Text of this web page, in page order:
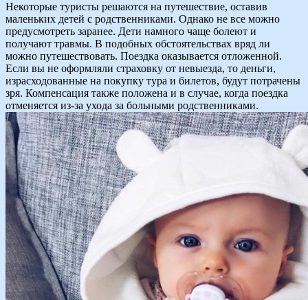
Некоторые туристы решаются на путешествие, оставив
маленьких детей с родственниками. Однако не все можно
предусмотреть заранее. Дети намного чаще болеют и
получают травмы. В подобных обстоятельствах вряд ли
можно путешествовать. Поездка оказывается отложенной.
Если вы не оформляли страховку от невыезда, то деньги,
израсходованные на покупку тура и билетов, будут потрачены
зря. Компенсация также положена и в случае, когда поездка
отменяется из-за ухода за больными родственниками.